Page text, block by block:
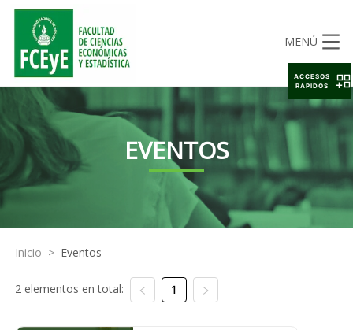
MENÚ
EVENTOS
Inicio > Eventos
2 elementos en total: 1
ACCESOS
RAPIDOS